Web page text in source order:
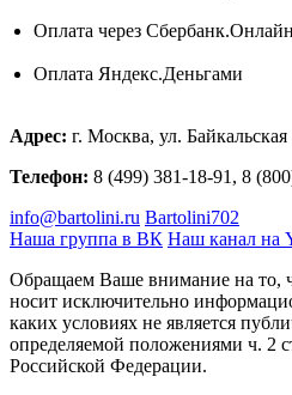
Оплата через Сбербанк.Онлайн
Оплата Яндекс.Деньгами
Адрес: г. Москва, ул. Байкальская
Телефон: 8 (499) 381-18-91, 8
info@bartolini.ru Bartolini702
Наша группа в ВК Наш канал на
Обращаем Ваше внимание на то,
носит исключительно
каких условиях не является
определяемой положениями ч. 2
Российской Федерации.